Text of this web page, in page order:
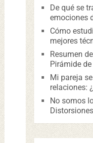
De qué se
emociones
Cómo
mejores
Resumen
Pirámide
Mi pareja
relaciones:
No somos